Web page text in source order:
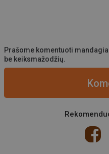
Prašome komentuoti
be keiksmažodžių.